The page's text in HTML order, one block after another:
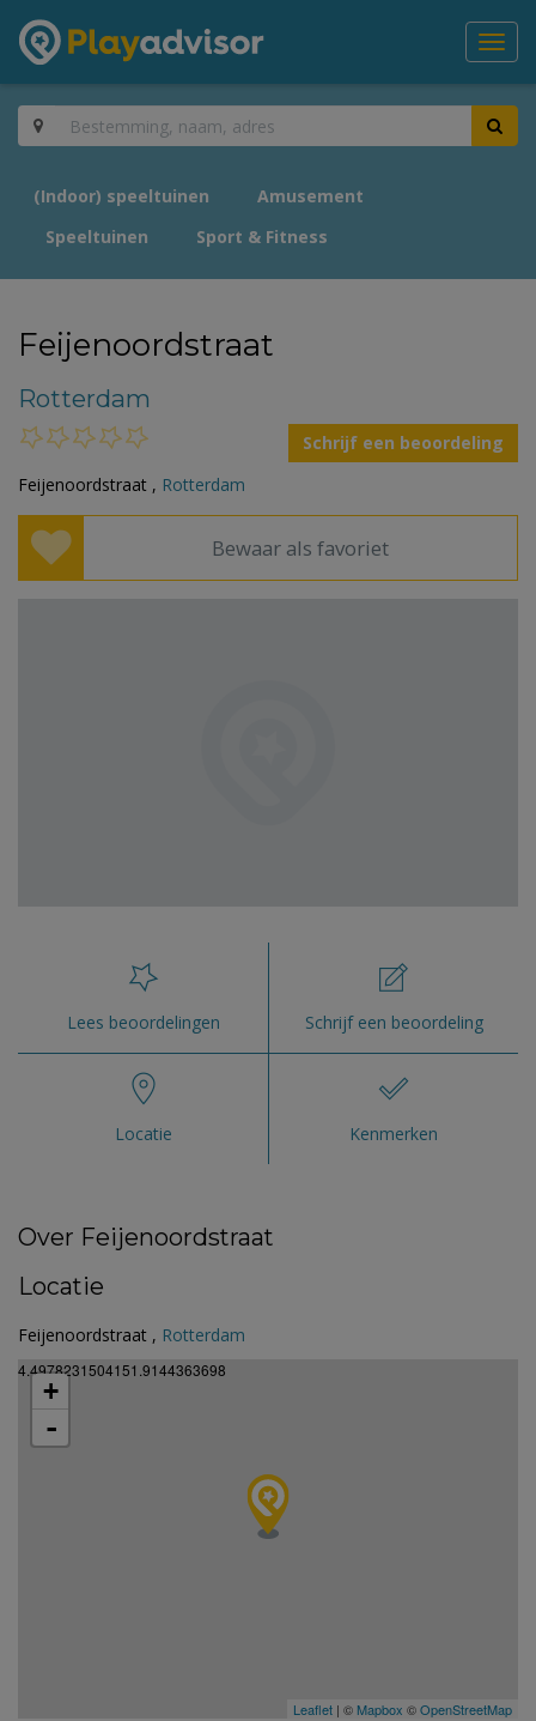
(Indoor) speeltuinen
Amusement
Speeltuinen
Sport & Fitness
Feijenoordstraat
Rotterdam
Schrijf een beoordeling
Feijenoordstraat , Rotterdam
Bewaar als favoriet
Lees beoordelingen Schrijf een beoordeling
Locatie Kenmerken
Over Feijenoordstraat
Locatie
Feijenoordstraat , Rotterdam
4.4978231504151.9144363698
+
-
Leaflet | © Mapbox ©OpenStreetMap